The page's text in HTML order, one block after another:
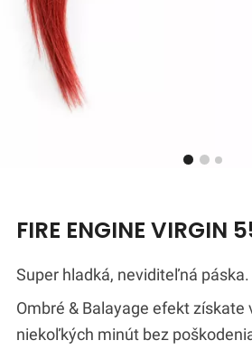
FIRE ENGINE VIRGIN
Super hladká, neviditeľná páska.
Ombré & Balayage efekt získate
niekoľkých minút bez